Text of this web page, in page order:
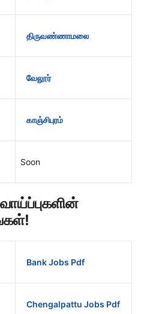
திருவண்ணாமலை
வேலூர்
காஞ்சிபுரம்
Soon
Bank Jobs Pdf
Chengalpattu Jobs Pdf